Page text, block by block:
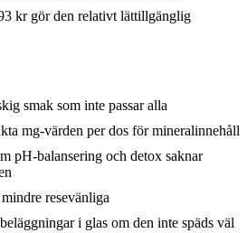
kr gör den relativt lättillgänglig
smak som inte passar alla
mg-värden per dos för mineralinnehåll
pH-balansering och detox saknar
resevänliga
i glas om den inte späds väl